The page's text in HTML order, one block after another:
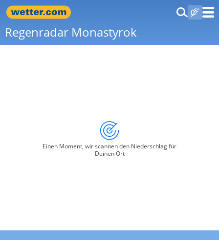
Regenradar Monastyrok
Einen Moment, wir scannen den Niederschlag für
Deinen Ort